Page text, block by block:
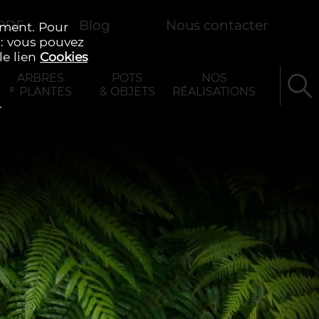
Pour
vous pouvez
lien Cookies
Blog Nous contacter
ARBRES
& PLANTES
POTS
& OBJETS
NOS
RÉALISATIONS